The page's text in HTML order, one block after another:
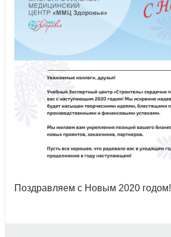
Поздравляем с Новым 2020 годом!